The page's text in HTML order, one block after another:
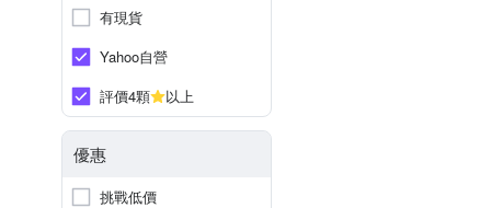
有現貨
Yahoo自營
評價4顆
以上
優惠
挑戰低價